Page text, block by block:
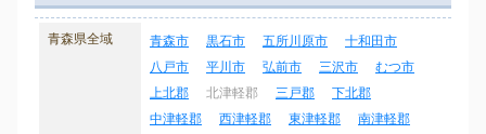
青森県全域 青森市 黒石市 五所川原市
十和田市
八戸市
平川市 弘前市 三沢市
むつ市
上北郡
北津軽郡 三戸郡
下北郡
中津軽郡
西津軽郡 東津軽郡 南津軽郡